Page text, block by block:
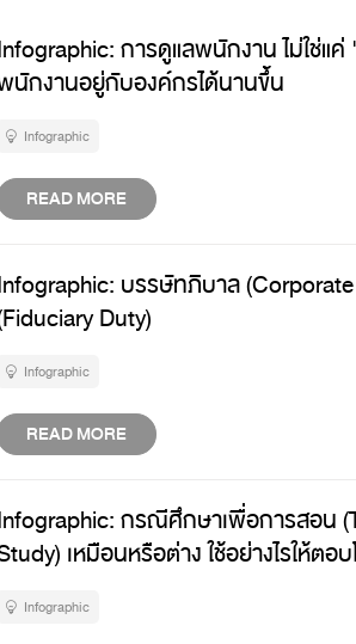
การดูแลพนักงาน ไม่ใช่แ
นักงานอยู่กับองค์กรได้นานขึ้น
Infographic
READ MORE
บรรษัทภิบาล
Duty)
Infographic
READ MORE
กรณีศึกษาเพื่อการสอน
เหมือนหรือต่าง ใช้อย่างไรให้ตอ
Infographic